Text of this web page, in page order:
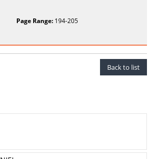
Page Range:194-205
Back to list